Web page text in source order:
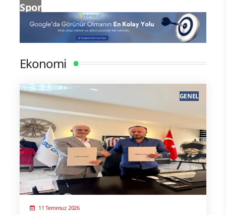
Spor
Ekonomi
11 Temmuz 2026
GENEL